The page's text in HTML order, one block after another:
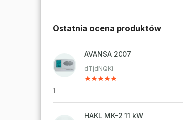
Ostatnia ocena produktów
AVANSA 2007
dTjdNQKi
1
HAKL MK-2 11 kW